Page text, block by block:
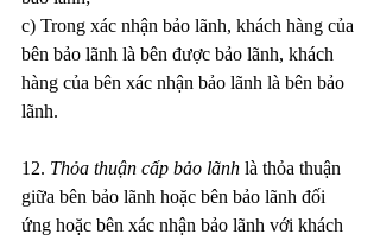
c) Trong xác nhận bảo lãnh, khách hàng của
bên bảo lãnh là bên được bảo lãnh, khách
hàng của bên xác nhận bảo lãnh là bên bảo
lãnh.
12. Thỏa thuận cấp bảo lãnh là thỏa thuận
giữa bên bảo lãnh hoặc bên bảo lãnh đối
ứng hoặc bên xác nhận bảo lãnh với khách